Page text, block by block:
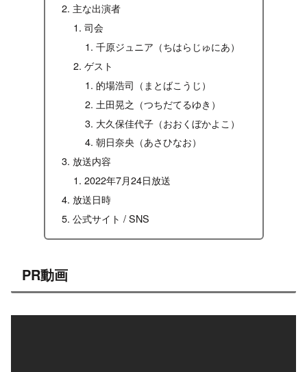
主な出演者
司会
千原ジュニア（ちはらじゅにあ）
ゲスト
的場浩司（まとばこうじ）
土田晃之（つちだてるゆき）
大久保佳代子（おおくぼかよこ）
朝日奈央（あさひなお）
放送内容
2022年7月24日放送
放送日時
公式サイト / SNS
PR動画